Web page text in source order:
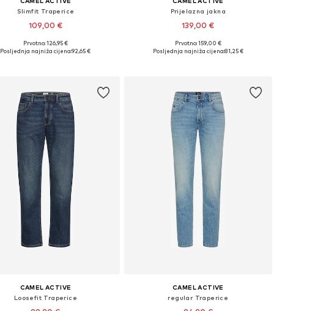
Slimfit Traperice
109,00 €
Dostupno u više veličina
Prvotno: 126,95 €
Posljednja najniža cijena:92,65 €
Prijelazna jakna
139,00 €
Dostupne veličine: M, L, XL, XXL
Prvotno: 159,00 €
Posljednja najniža cijena:81,25 €
CAMEL ACTIVE
Loosefit Traperice
CAMEL ACTIVE
regular Traperice